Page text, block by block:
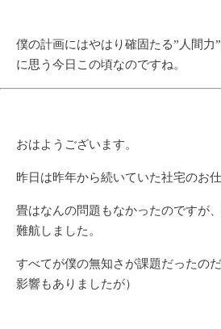
僕の計画にはやはり確固たる”人間力
に思う今日この頃なのですね。
おはようございます。
昨日は昨年から続いていた社宅のお
畳はなんの問題もなかったのですが
難航しました。
すべてが僕の無知さが課題だったの
影響もありましたが）